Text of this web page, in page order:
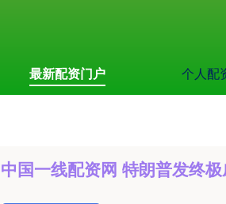
最新配资门户 个人配
中国一线配资网 特朗普发终